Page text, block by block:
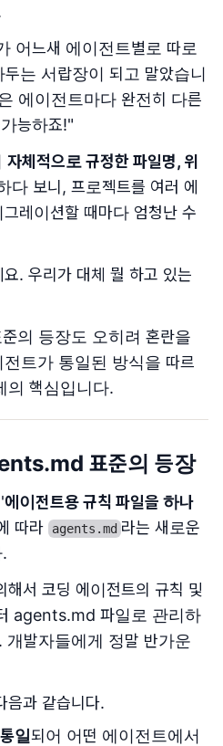
어느새 에이전트별로 따로
는 서랍장이 되고 말았습니
에이전트마다 완전히 다른
능하죠!"
자체적으로 규정한 파일명, 위
다 보니, 프로젝트를 여러 에
레이션할 때마다 엄청난 수
. 우리가 대체 뭘 하고 있는
의 등장도 오히려 혼란을
트가 통일된 방식을 따르
의 핵심입니다.
표준의 등장
에이전트용 규칙 파일을 하나
따라 agents.md 라는 새로운
서 코딩 에이전트의 규칙 및
agents.md 파일로 관리하
개발자들에게 정말 반가운
음과 같습니다.
통일되어 어떤 에이전트에서